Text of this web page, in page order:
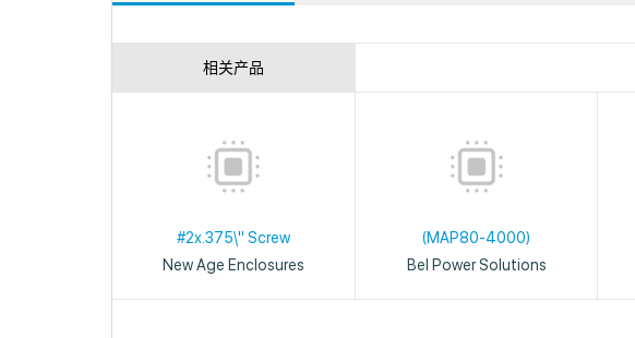
相关产品
#2x.375\" Screw
New Age Enclosures
(MAP80-4000)
Bel Power Solutions